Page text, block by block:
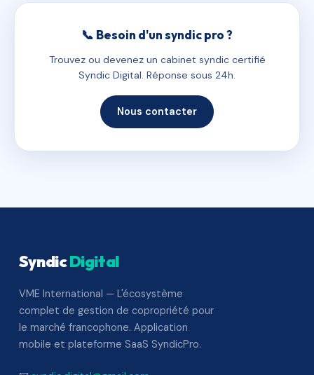
📞 Besoin d'un syndic pro ?
Trouvez ou devenez un cabinet syndic certifié
Syndic Digital. Réponse sous 24h.
Nous contacter
SyndicDigital
VME International — L'écosystème
complet de gestion de copropriété pour
le marché francophone. Application
mobile et plateforme SaaS SyndicPro.